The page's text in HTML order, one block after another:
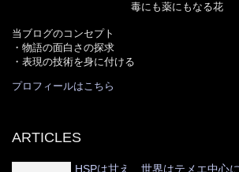
毒にも薬にもなる花
当ブログのコンセプト
・物語の面白さの探求
・表現の技術を身に付ける
プロフィールはこちら
ARTICLES
HSPは甘え 世界はテメエ中心